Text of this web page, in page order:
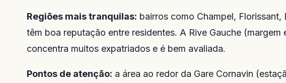
Regiões mais tranquilas: bairros como Champel, Florissant,
têm boa reputação entre residentes. A Rive Gauche (margem
concentra muitos expatriados e é bem avaliada.
Pontos de atenção: a área ao redor da Gare Cornavin